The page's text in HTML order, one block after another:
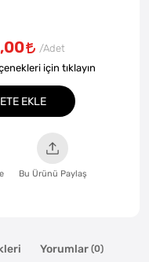
için tıklayın
EKLE
Bu Ürünü Paylaş
Yorumlar (0)